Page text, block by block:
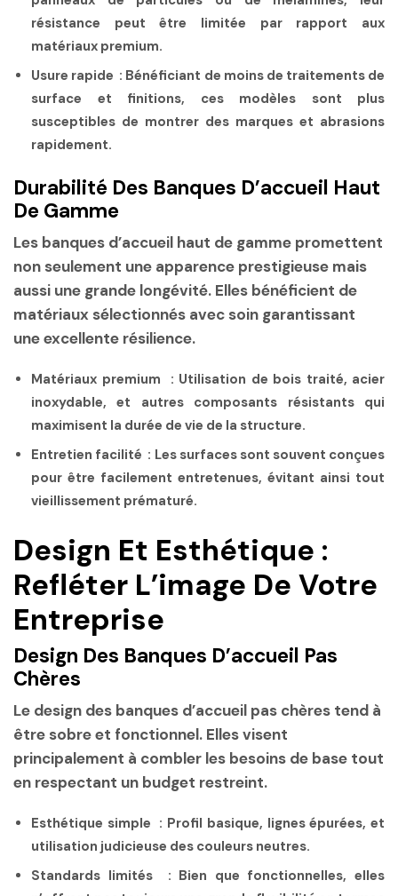
résistance peut être limitée par rapport aux
matériaux premium.
Usure rapide : Bénéficiant de moins de traitements de
surface et finitions, ces modèles sont plus
susceptibles de montrer des marques et abrasions
rapidement.
Durabilité Des Banques D’accueil Haut
De Gamme
Les banques d’accueil haut de gamme promettent
non seulement une apparence prestigieuse mais
aussi une grande longévité. Elles bénéficient de
matériaux sélectionnés avec soin garantissant
une excellente résilience.
Matériaux premium : Utilisation de bois traité, acier
inoxydable, et autres composants résistants qui
maximisent la durée de vie de la structure.
Entretien facilité : Les surfaces sont souvent conçues
pour être facilement entretenues, évitant ainsi tout
vieillissement prématuré.
Design Et Esthétique :
Refléter L’image De Votre
Entreprise
Design Des Banques D’accueil Pas
Chères
Le design des banques d’accueil pas chères tend à
être sobre et fonctionnel. Elles visent
principalement à combler les besoins de base tout
en respectant un budget restreint.
Esthétique simple : Profil basique, lignes épurées, et
utilisation judicieuse des couleurs neutres.
Standards limités : Bien que fonctionnelles, elles